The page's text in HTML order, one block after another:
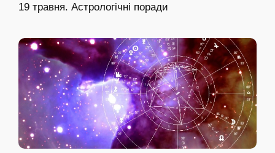
19 травня. Астрологічні поради